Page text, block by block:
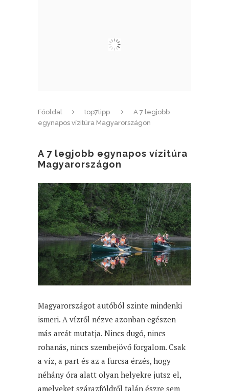
Főoldal top7tipp
A 7 legjobb
egynapos vízitúra Magyarországon
A 7 legjobb egynapos vízitúra
Magyarországon
Magyarországot autóból szinte mindenki
ismeri. A vízről nézve azonban egészen
más arcát mutatja. Nincs dugó, nincs
rohanás, nincs szembejövő forgalom. Csak
a víz, a part és az a furcsa érzés, hogy
néhány óra alatt olyan helyekre jutsz el,
amelyeket szárazföldről talán észre sem